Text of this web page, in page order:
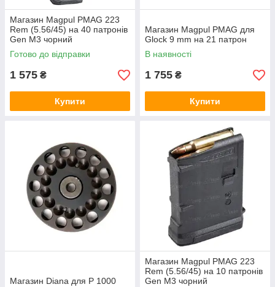
Магазин Magpul PMAG 223
Rem (5.56/45) на 40 патронів
Gen M3 чорний
Готово до відправки
1 575 ₴
Купити
Магазин Magpul PMAG для
Glock 9 mm на 21 патрон
В наявності
1 755 ₴
Купити
Магазин Diana для P 1000
Магазин Magpul PMAG 223
Rem (5.56/45) на 10 патронів
Gen M3 чорний